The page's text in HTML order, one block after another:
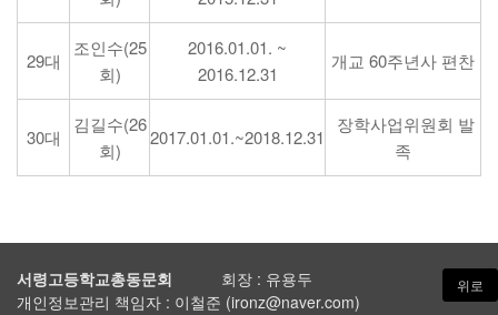
29대
조인수(25
회)
2016.01.01. ~
2016.12.31
개교 60주년사 편찬
30대
김길수(26
회)
2017.01.01.~2018.12.31
장학사업위원회 발
족
서령고등학교총동문회 회장 : 유용두
개인정보관리 책임자 : 이철준 (ironz@naver.com)
위로